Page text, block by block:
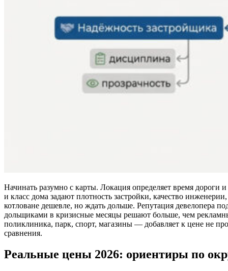
Начинать разумно с карты. Локация определяет время дороги
и класс дома задают плотность застройки, качество
котловане дешевле, но ждать дольше. Репутация девелопера
дольщиками в кризисные месяцы решают больше, чем
поликлиника, парк, спорт, магазины — добавляет к цене не
сравнения.
Реальные цены 2026: ориентиры по